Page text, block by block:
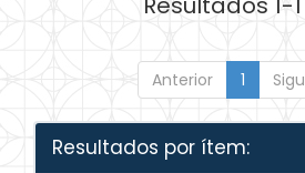
Anterior 1
Resultados por ítem: